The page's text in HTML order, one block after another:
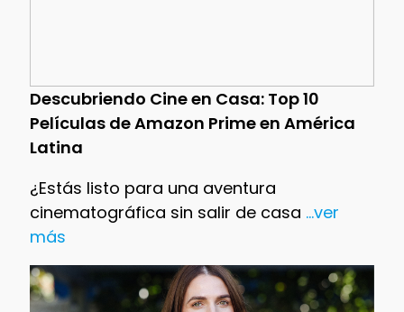
Descubriendo Cine en Casa: Top 10
Películas de Amazon Prime en América
Latina
¿Estás listo para una aventura
cinematográfica sin salir de casa ...ver
más